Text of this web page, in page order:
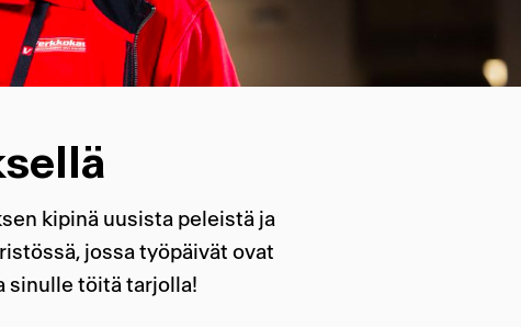
kipinä uusista peleistä ja
jossa työpäivät ovat
sinulle töitä tarjolla!